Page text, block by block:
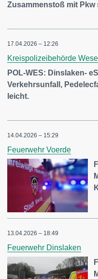
Zusammenstoß mit Pkw
17.04.2026 – 12:26
Kreispolizeibehörde Wesel
POL-WES: Dinslaken-
Verkehrsunfall,
leicht.
14.04.2026 – 15:29
Feuerwehr Voerde
13.04.2026 – 18:49
Feuerwehr Dinslaken